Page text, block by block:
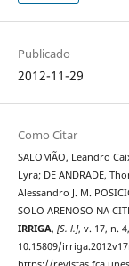
Publicado
2012-11-29
Como Citar
SALOMÃO, Leandro
Lyra; DE ANDRADE,
Alessandro J. M.
SOLO ARENOSO NA
IRRIGA, [S. l.], v. 17, n.
10.15809/